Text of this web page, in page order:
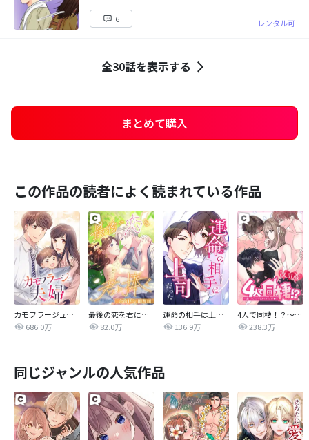
6 レンタル可
全30話を表示する
まとめて購入
この作品の読者によく読まれている作品
カモフラージュ夫婦
686.0万
最後の恋を君に捧ぐ～余命1年の御曹司～
82.0万
運命の相手は上司だった
136.9万
4人で同棲！？～逆ハーレムハウスへようこそ♥～【改訂版】
238.3万
同じジャンルの人気作品